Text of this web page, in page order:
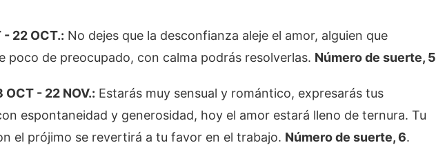
- 22 OCT.: No dejes que la desconfianza aleje el amor, alguien que
poco de preocupado, con calma podrás resolverlas. Número de suerte, 5
OCT - 22 NOV.: Estarás muy sensual y romántico, expresarás tus
espontaneidad y generosidad, hoy el amor estará lleno de ternura. Tu
el prójimo se revertirá a tu favor en el trabajo. Número de suerte, 6.